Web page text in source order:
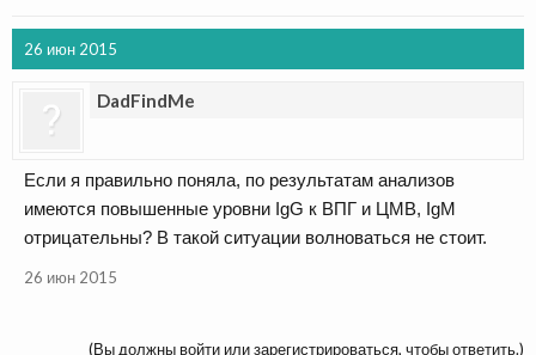
26 июн 2015
DadFindMe
Если я правильно поняла, по результатам анализов
имеются повышенные уровни IgG к ВПГ и ЦМВ, IgM
отрицательны? В такой ситуации волноваться не стоит.
26 июн 2015
(Вы должны войти или зарегистрироваться, чтобы ответить.)